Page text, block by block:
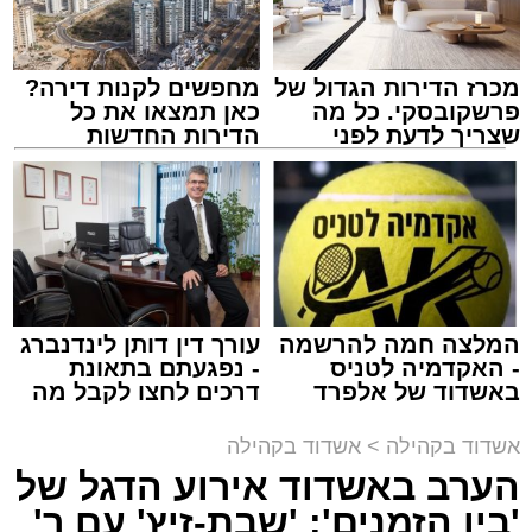
במהלך הערב יישאו דברי ברכה מ"מ ראש העיר
וומונה המרכז למורשת הרב אבי אמסלם וחבר
מועצת העיר יו"ר מהות הרב מני אזולאי.
באולם הפיס גור ברובע ז׳.
מכרז הדירות הגדול של
פרשקובסקי. כל מה
שצריך לדעת לפני
שמגישים הצעה לדירה
באשדוד
מחפשים לקנות דירה?
כאן תמצאו את כל
הדירות החדשות
למכירה באשדוד >>>
המלצה חמה להרשמה
- האקדמיה לטניס
באשדוד של אלפרד
עורך דין דותן לינדנברג
- נפגעתם בתאונת
דרכים לחצו לקבל מה
אשדוד בקהילה > אשדוד בקהילה
הערב באשדוד אירוע הדגל של
'בין הזמנים': 'שבת-זיץ' עם ר'